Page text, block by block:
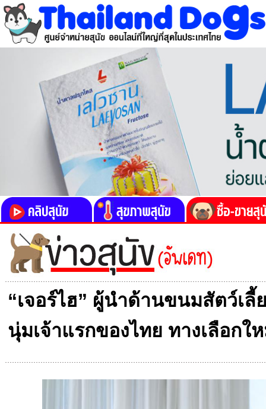
“เจอร์ไฮ” ผู้นำด้านขนมสัตว์เลี้
นุ่มเจ้าแรกของไทย ทางเลือก